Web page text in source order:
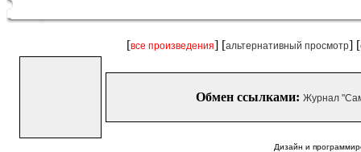
[все произведения] [альтернативный просмотр] [
Обмен ссылками: Журнал
Дизайн и